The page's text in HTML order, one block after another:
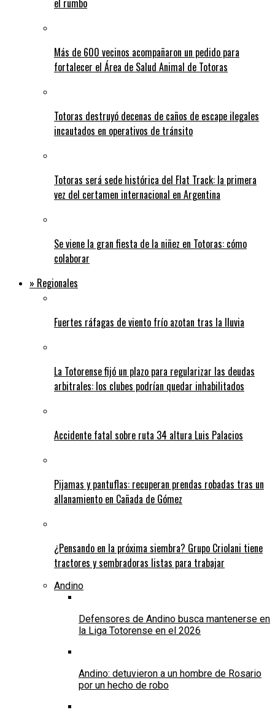
el rumbo
Más de 600 vecinos acompañaron un pedido para
fortalecer el Área de Salud Animal de Totoras
Totoras destruyó decenas de caños de escape ilegales
incautados en operativos de tránsito
Totoras será sede histórica del Flat Track: la primera
vez del certamen internacional en Argentina
Se viene la gran fiesta de la niñez en Totoras: cómo
colaborar
» Regionales
Fuertes ráfagas de viento frío azotan tras la lluvia
La Totorense fijó un plazo para regularizar las deudas
arbitrales: los clubes podrían quedar inhabilitados
Accidente fatal sobre ruta 34 altura Luis Palacios
Pijamas y pantuflas: recuperan prendas robadas tras un
allanamiento en Cañada de Gómez
¿Pensando en la próxima siembra? Grupo Criolani tiene
tractores y sembradoras listas para trabajar
Andino
Defensores de Andino busca mantenerse en
la Liga Totorense en el 2026
Andino: detuvieron a un hombre de Rosario
por un hecho de robo